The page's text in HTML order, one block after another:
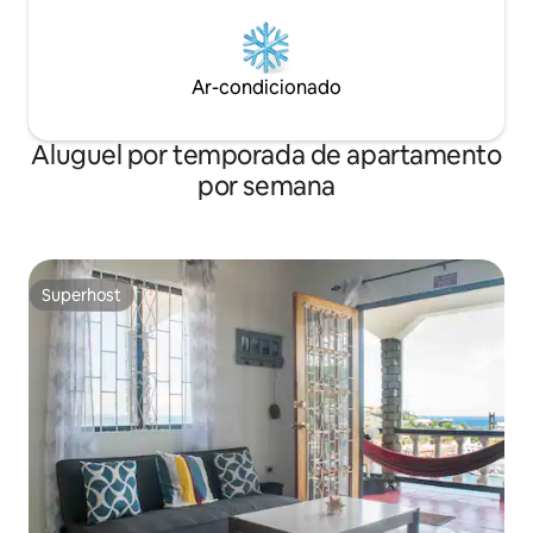
Ar-condicionado
Aluguel por temporada de apartamento
por semana
Superhost
Superhost